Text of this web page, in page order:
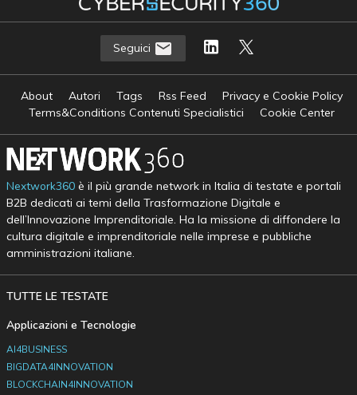
Seguici
About Autori Tags Rss Feed
Privacy e Cookie Policy
Terms&Conditions Contenuti Specialistici
Cookie Center
Nextwork360è il più grande network in Italia di testate e portali
B2B dedicati ai temi della Trasformazione Digitale e
dell’Innovazione Imprenditoriale. Ha la missione di diffondere la
cultura digitale e imprenditoriale nelle imprese e pubbliche
amministrazioni italiane.
TUTTE LE TESTATE
Applicazioni e Tecnologie
AI4BUSINESS
BIGDATA4INNOVATION
BLOCKCHAIN4INNOVATION